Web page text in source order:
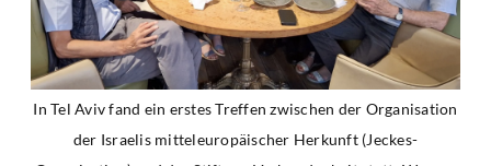
In Tel Aviv fand ein erstes Treffen zwischen der Organisation
der Israelis mitteleuropäischer Herkunft (Jeckes-